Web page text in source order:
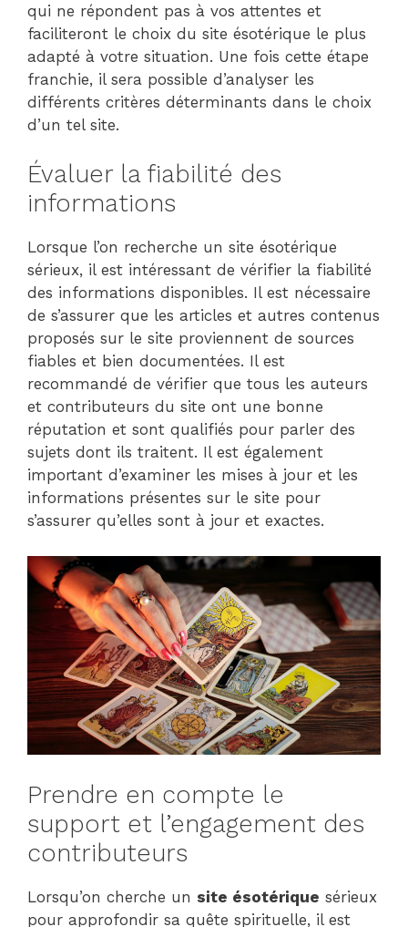
qui ne répondent pas à vos attentes et
faciliteront le choix du site ésotérique le plus
adapté à votre situation. Une fois cette étape
franchie, il sera possible d’analyser les
différents critères déterminants dans le choix
d’un tel site.
Évaluer la fiabilité des
informations
Lorsque l’on recherche un site ésotérique
sérieux, il est intéressant de vérifier la fiabilité
des informations disponibles. Il est nécessaire
de s’assurer que les articles et autres contenus
proposés sur le site proviennent de sources
fiables et bien documentées. Il est
recommandé de vérifier que tous les auteurs
et contributeurs du site ont une bonne
réputation et sont qualifiés pour parler des
sujets dont ils traitent. Il est également
important d’examiner les mises à jour et les
informations présentes sur le site pour
s’assurer qu’elles sont à jour et exactes.
Prendre en compte le
support et l’engagement des
contributeurs
Lorsqu’on cherche un site ésotérique sérieux
pour approfondir sa quête spirituelle, il est